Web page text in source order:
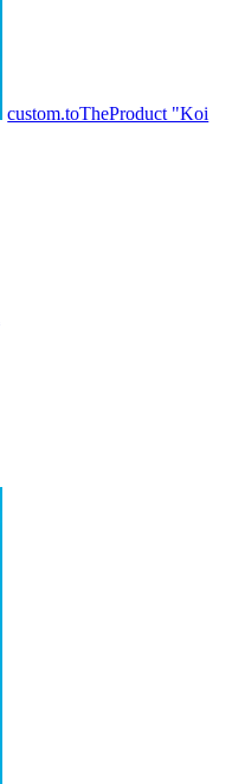
custom.toTheProduct "Koi